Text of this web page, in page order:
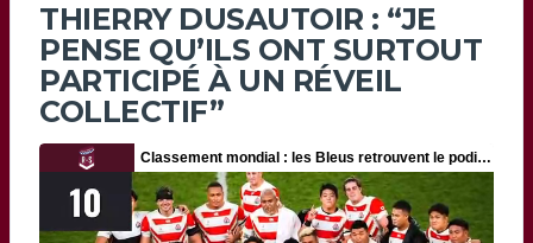
THIERRY DUSAUTOIR : “JE
PENSE QU’ILS ONT SURTOUT
PARTICIPÉ À UN RÉVEIL
COLLECTIF”